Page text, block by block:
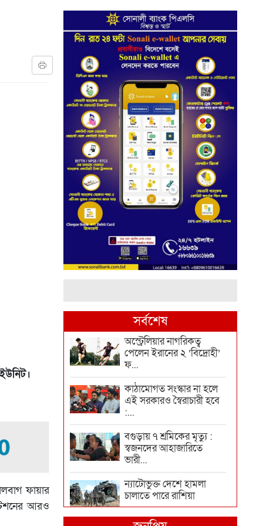
ফায়ার
আরও
সর্বশেষ
অস্ট্রেলিয়ার নাগরিকত্ব
পেলেন ইরানের ২ ‘বিদ্রোহী’
ফ...
কাঠামোগত সংস্কার না হলে
এই সরকারও স্বৈরাচারী হবে
:...
বগুড়ায় ৭ শ্রমিকের মৃত্যু :
স্বজনদের আহাজারিতে
ভারী...
ন্যাটোভুক্ত দেশে হামলা
চালাতে পারে রাশিয়া